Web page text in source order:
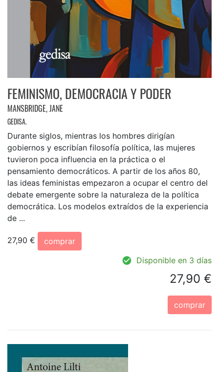
FEMINISMO, DEMOCRACIA Y PODER
MANSBRIDGE, JANE
GEDISA.
Durante siglos, mientras los hombres dirigían
gobiernos y escribían filosofía política, las mujeres
tuvieron poca influencia en la práctica o el
pensamiento democráticos. A partir de los años 80,
las ideas feministas empezaron a ocupar el centro del
debate emergente sobre la naturaleza de la política
democrática. Los modelos extraídos de la experiencia
de ...
27,90 €
comprar
Disponible en 3 días
27,90 €
comprar